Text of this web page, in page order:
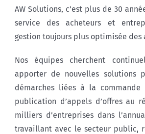
AW Solutions, c’est plus de 30
service des acheteurs et
gestion toujours plus optimisée des
Nos équipes cherchent
apporter de nouvelles solutions
démarches liées à la
publication d’appels d’offres au
milliers d’entreprises dans
travaillant avec le secteur public,